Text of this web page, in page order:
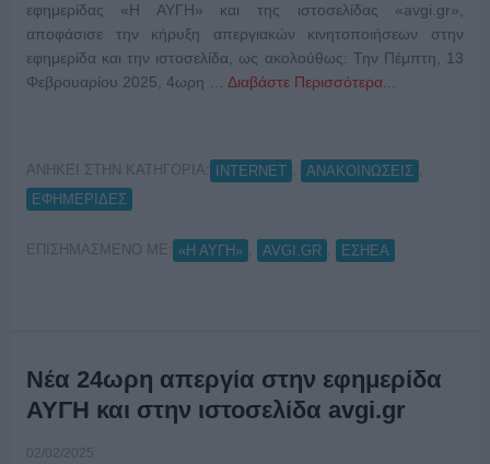
εφημερίδας «Η ΑΥΓΗ» και της ιστοσελίδας «avgi.gr»,
αποφάσισε την κήρυξη απεργιακών κινητοποιήσεων στην
εφημερίδα και την ιστοσελίδα, ως ακολούθως: Την Πέμπτη, 13
Φεβρουαρίου 2025, 4ωρη … Διαβάστε Περισσότερα...
ΑΝΗΚΕΙ ΣΤΗΝ ΚΑΤΗΓΟΡΙΑ: INTERNET ΑΝΑΚΟΙΝΩΣΕΙΣ
ΕΦΗΜΕΡΙΔΕΣ
ΕΠΙΣΗΜΑΣΜΕΝΟ ΜΕ: «Η ΑΥΓΗ» AVGI.GR ΕΣΗΕΑ
Νέα 24ωρη απεργία στην εφημερίδα
ΑΥΓΗ και στην ιστοσελίδα avgi.gr
02/02/2025